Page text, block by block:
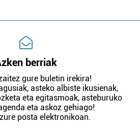
berriak
gure buletin irekira!
asteko albiste ikusienak,
eta egitasmoak, asteburuko
eta askoz gehiago!
posta elektronikoan.